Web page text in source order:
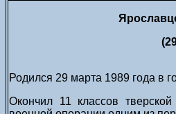
Родился 29 марта 1989 года в
Окончил 11 классов